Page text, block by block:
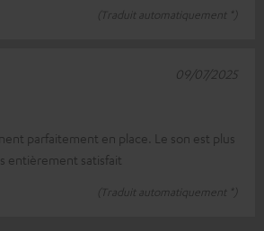
(Traduit automatiquement *)
parfaitement en place. Le son est plus
entièrement satisfait
(Traduit automatiquement *)
09/07/2025